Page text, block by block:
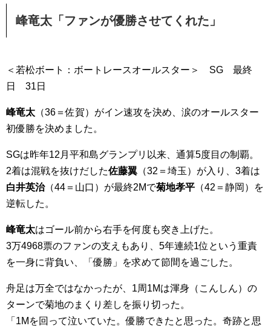
峰竜太 「ファンが優勝させてくれた」
＜若松ボート：ボートレースオールスター＞ SG 最終
日 31日
峰竜太 （36＝佐賀）がイン速攻を決め、涙のオールスター
初優勝を決めました。
SGは昨年12月平和島グランプリ以来、通算5度目の制覇。
2着は混戦を抜けだした佐藤翼 （32＝埼玉）が入り、3着は
白井英治（44＝山口）が最終2Mで菊地孝平 （42＝静岡）を
逆転した。
峰竜太はゴール前から右手を何度も突き上げた。
3万4968票のファンの支えもあり、5年連続1位という重責
を一身に背負い、「優勝」を求めて節間を過ごした。
舟足は万全ではなかったが、1周1Mは渾身（こんしん）の
ターンで菊地のまくり差しを振り切った。
「1Mを回って泣いていた。優勝できたと思った。奇跡と思